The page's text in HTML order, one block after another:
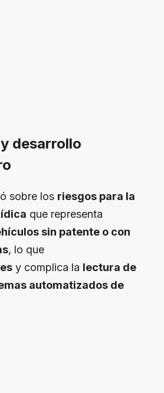
desarrollo
sobre los riesgos para la
que representa
sin patente o con
, lo que
y complica la lectura de
automatizados de